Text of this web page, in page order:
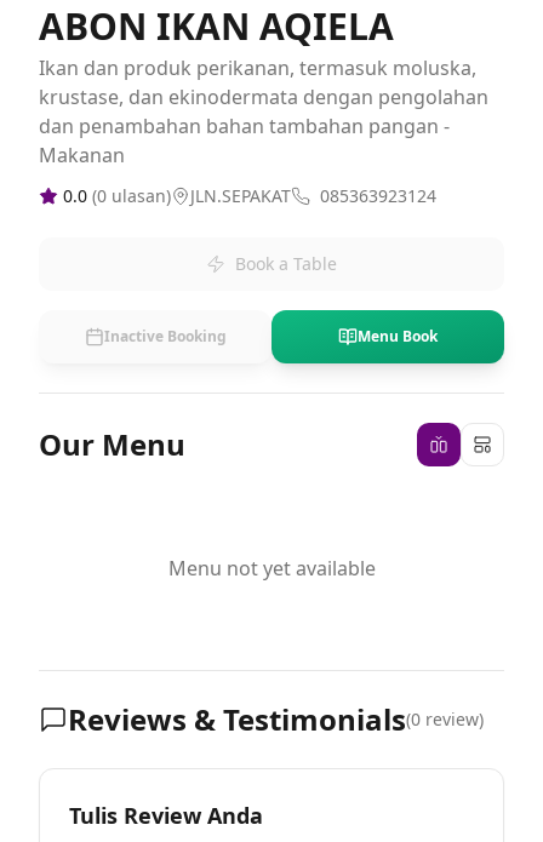
ABON IKAN AQIELA
Ikan dan produk perikanan, termasuk moluska,
krustase, dan ekinodermata dengan pengolahan
dan penambahan bahan tambahan pangan -
Makanan
0.0 (0 ulasan) JLN.SEPAKAT 085363923124
Book a Table
Inactive Booking Menu Book
Our Menu
Menu not yet available
Reviews & Testimonials(0 review)
Tulis Review Anda